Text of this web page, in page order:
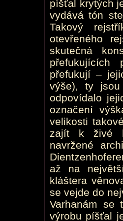
píšťal krytých
vydává tón
Takový
otevřeného
skutečná
přefukují –
výše), ty
odpovídalo
označení
velikosti
zajít k živé
navržené
až na
kláštera
se vejde do
Varhanám se
výrobu píšťal